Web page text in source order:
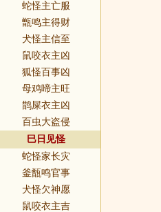
蛇怪主亡服
甑鸣主得财
犬怪主信至
鼠咬衣主凶
狐怪百事凶
母鸡啼主旺
鹊屎衣主凶
百虫大盗侵
巳日见怪
蛇怪家长灾
釜甑鸣官事
犬怪欠神愿
鼠咬衣主吉